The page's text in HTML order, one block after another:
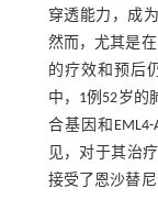
穿透能力，成为
然而，尤其是
的疗效和预后
中，1例52岁的
合基因和
见，对于其治
接受了恩沙替